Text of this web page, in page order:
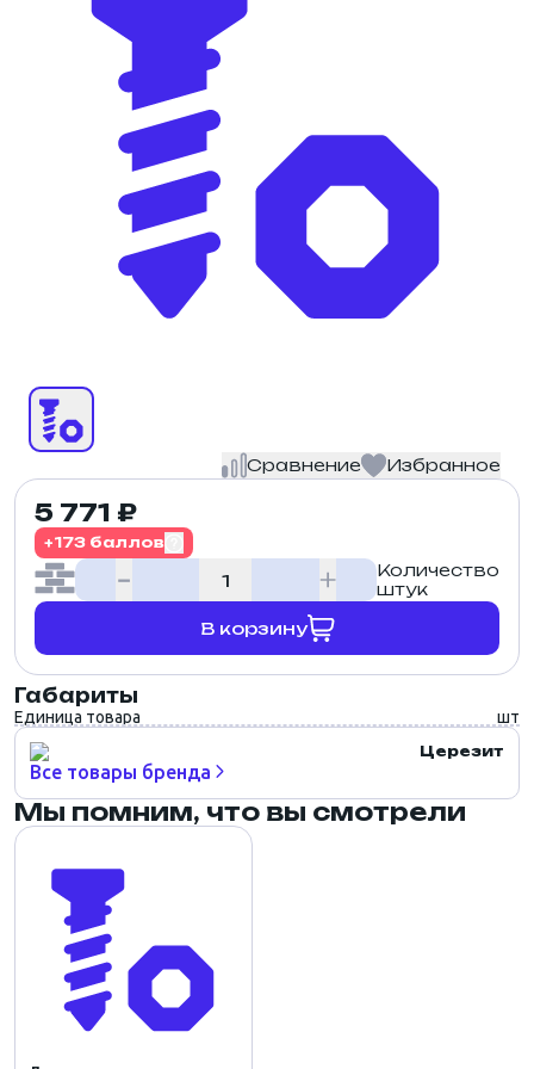
Сравнение Избранное
5 771 ₽
+173 баллов
Количество
штук
В корзину
Габариты
Единица товара шт
Церезит
Все товары бренда
Мы помним, что вы смотрели